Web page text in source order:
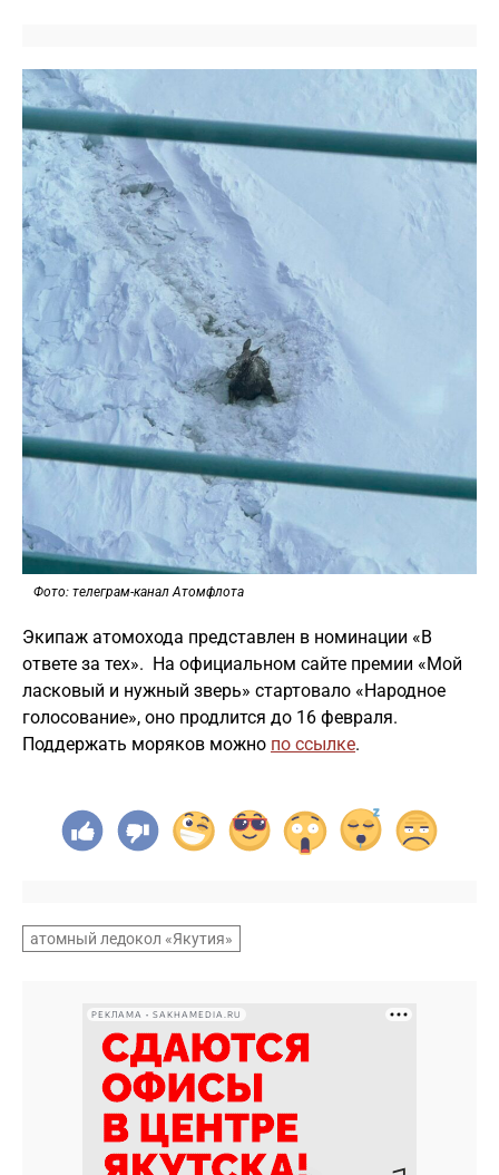
Фото: телеграм-канал Атомфлота
Экипаж атомохода представлен в номинации «В
ответе за тех». На официальном сайте премии «Мой
ласковый и нужный зверь» стартовало «Народное
голосование», оно продлится до 16 февраля.
Поддержать моряков можно по ссылке.
атомный ледокол «Якутия»
РЕКЛАМА • SAKHAMEDIA.RU